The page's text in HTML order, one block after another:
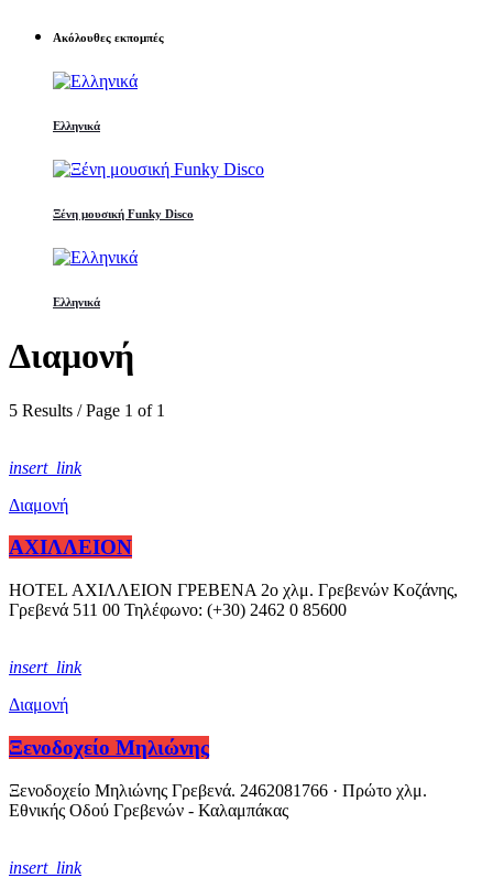
Ακόλουθες εκπομπές
Ελληνικά
Ξένη μουσική Funky Disco
Ελληνικά
Διαμονή
5 Results / Page 1 of 1
insert_link
Διαμονή
ΑΧΙΛΛΕΙΟΝ
HOTEL ΑΧΙΛΛΕΙΟΝ ΓΡΕΒΕΝΑ 2ο χλμ. Γρεβενών Κοζάνης,
Γρεβενά 511 00 Τηλέφωνο: (+30) 2462 0 85600
insert_link
Διαμονή
Ξενοδοχείο Μηλιώνης
Ξενοδοχείο Μηλιώνης Γρεβενά. 2462081766 · Πρώτο χλμ.
Εθνικής Οδού Γρεβενών - Καλαμπάκας
insert_link